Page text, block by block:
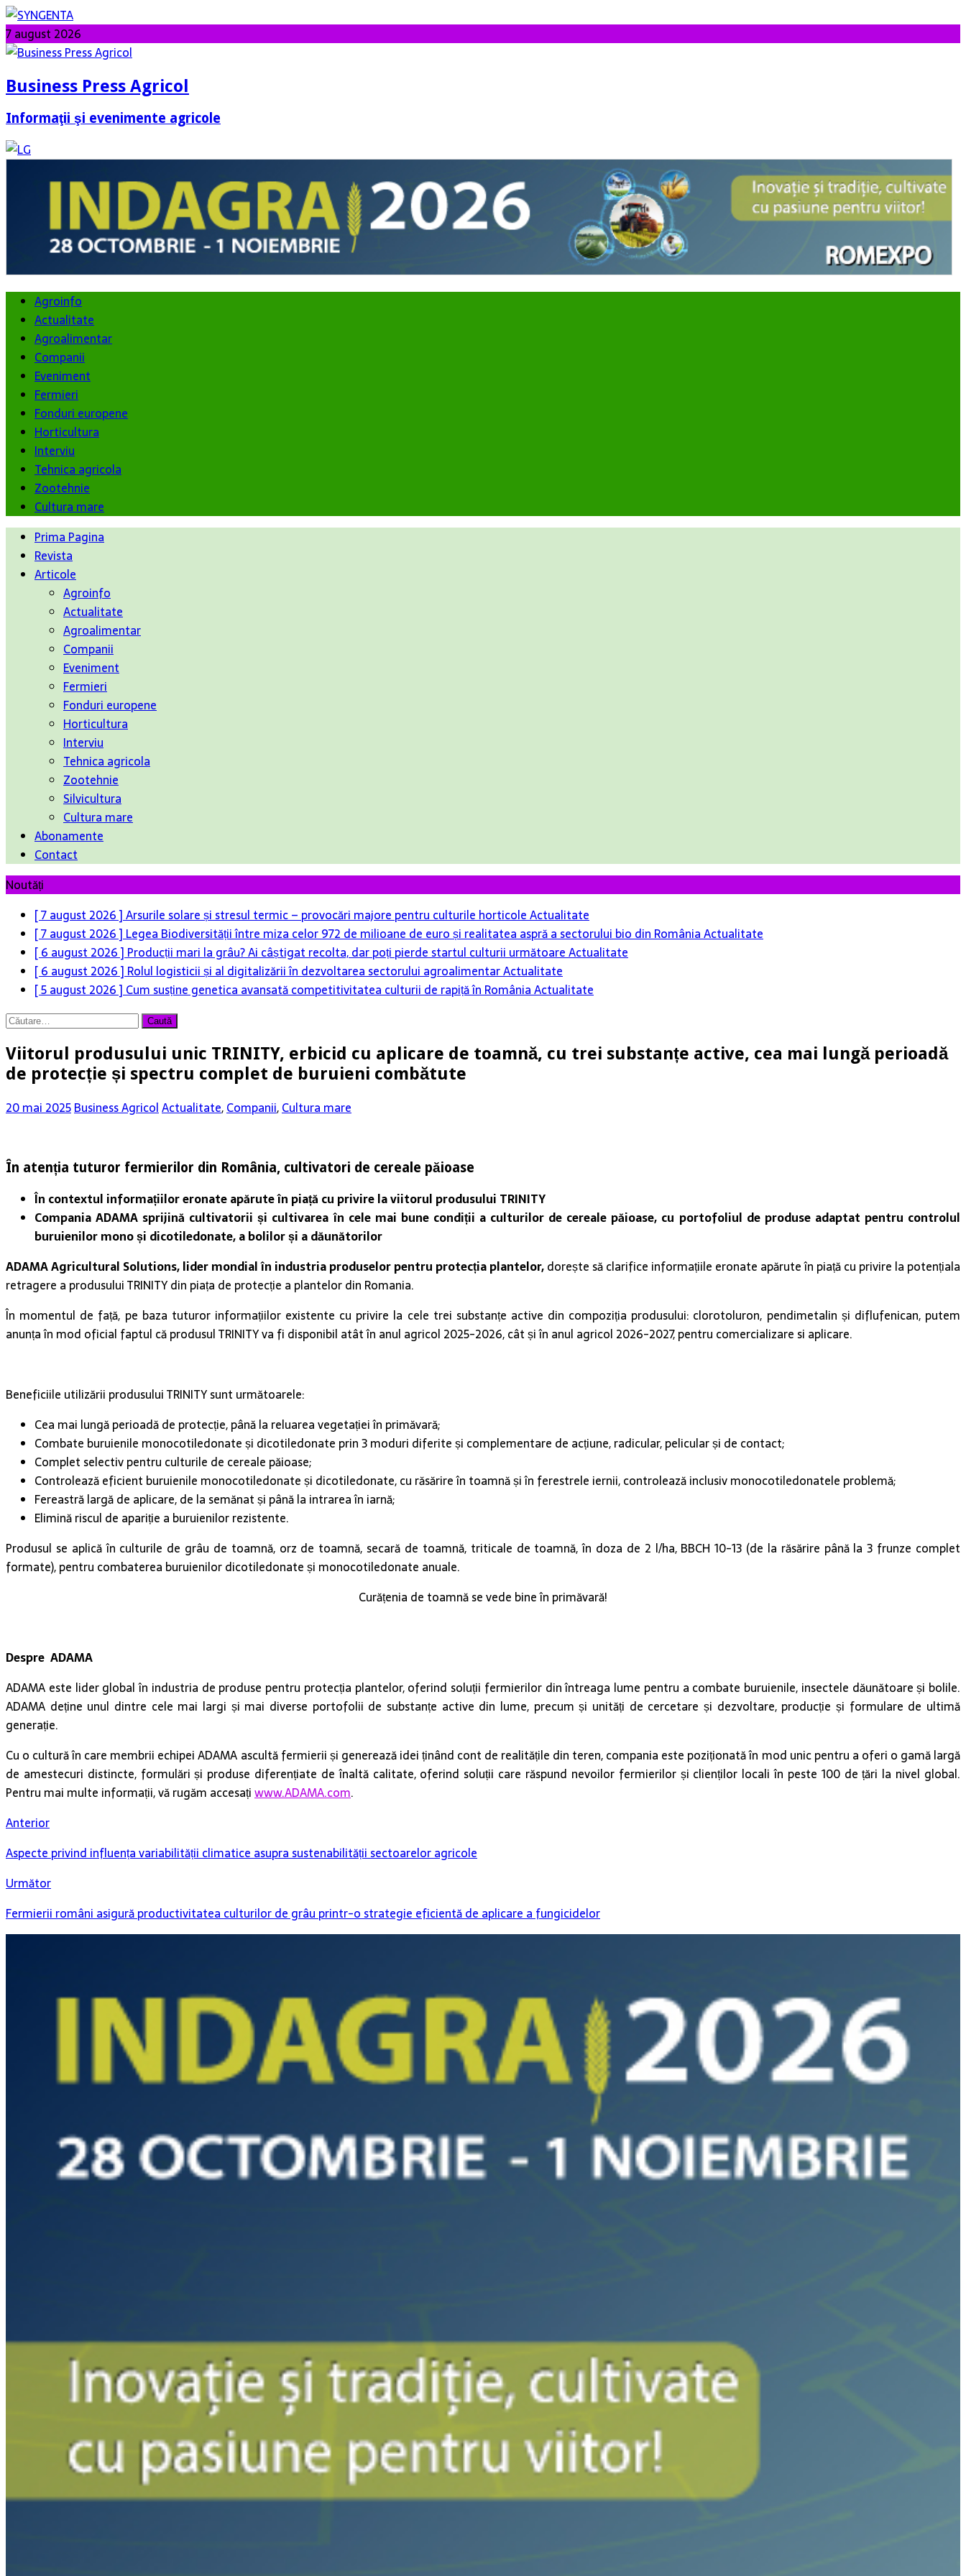
7 august 2026
Business Press Agricol
Informaţii şi evenimente agricole
Agroinfo
Actualitate
Agroalimentar
Companii
Eveniment
Fermieri
Fonduri europene
Horticultura
Interviu
Tehnica agricola
Zootehnie
Cultura mare
Prima Pagina
Revista
Articole
Agroinfo
Actualitate
Agroalimentar
Companii
Eveniment
Fermieri
Fonduri europene
Horticultura
Interviu
Tehnica agricola
Zootehnie
Silvicultura
Cultura mare
Abonamente
Contact
Noutăți
[ 7 august 2026 ]Arsurile solare și stresul termic – provocări majore pentru culturile horticoleActualitate
[ 7 august 2026 ] Legea Biodiversității între miza celor 972 de milioane de euro și realitatea aspră a sectorului bio din RomâniaActualitate
[ 6 august 2026 ] Producții mari la grâu? Ai câștigat recolta, dar poți pierde startul culturii următoareActualitate
[ 6 august 2026 ] Rolul logisticii și al digitalizării în dezvoltarea sectorului agroalimentarActualitate
[ 5 august 2026 ] Cum susține genetica avansată competitivitatea culturii de rapiță în RomâniaActualitate
Caută
Viitorul produsului unic TRINITY, erbicid cu aplicare de toamnă, cu trei substanțe active, cea mai lungă perioadă
de protecție și spectru complet de buruieni combătute
20 mai 2025Business AgricolActualitate,Companii,Cultura mare
În atenția tuturor fermierilor din România, cultivatori de cereale păioase
În contextul informațiilor eronate apărute în piață cu privire la viitorul produsului TRINITY
Compania ADAMA sprijină cultivatorii și cultivarea în cele mai bune condiții a culturilor de cereale păioase, cu portofoliul de produse adaptat pentru controlul
buruienilor mono și dicotiledonate, a bolilor și a dăunătorilor
ADAMA Agricultural Solutions, lider mondial în industria produselor pentru protecția plantelor,dorește să clarifice informațiile eronate apărute în piață cu privire la potențiala
retragere a produsului TRINITY din piața de protecție a plantelor din Romania.
În momentul de față, pe baza tuturor informațiilor existente cu privire la cele trei substanțe active din compoziția produsului: clorotoluron, pendimetalin și diflufenican, putem
anunța în mod oficial faptul că produsul TRINITY va fi disponibil atât în anul agricol 2025-2026, cât și în anul agricol 2026-2027, pentru comercializare si aplicare.
Beneficiile utilizării produsului TRINITY sunt următoarele:
Cea mai lungă perioadă de protecție, până la reluarea vegetației în primăvară;
Combate buruienile monocotiledonate și dicotiledonate prin 3 moduri diferite și complementare de acțiune, radicular, pelicular și de contact;
Complet selectiv pentru culturile de cereale păioase;
Controlează eficient buruienile monocotiledonate și dicotiledonate, cu răsărire în toamnă și în ferestrele iernii, controlează inclusiv monocotiledonatele problemă;
Fereastră largă de aplicare, de la semănat și până la intrarea în iarnă;
Elimină riscul de apariție a buruienilor rezistente.
Produsul se aplică în culturile de grâu de toamnă, orz de toamnă, secară de toamnă, triticale de toamnă, în doza de 2 l/ha, BBCH 10-13 (de la răsărire până la 3 frunze complet
formate), pentru combaterea buruienilor dicotiledonate și monocotiledonate anuale.
Curățenia de toamnă se vede bine în primăvară!
Despre ADAMA
ADAMA este lider global în industria de produse pentru protecția plantelor, oferind soluții fermierilor din întreaga lume pentru a combate buruienile, insectele dăunătoare și bolile.
ADAMA deține unul dintre cele mai largi și mai diverse portofolii de substanțe active din lume, precum și unități de cercetare și dezvoltare, producție și formulare de ultimă
generație.
Cu o cultură în care membrii echipei ADAMA ascultă fermierii și generează idei ținând cont de realitățile din teren, compania este poziționată în mod unic pentru a oferi o gamă largă
de amestecuri distincte, formulări și produse diferențiate de înaltă calitate, oferind soluții care răspund nevoilor fermierilor și clienților locali în peste 100 de țări la nivel global.
Pentru mai multe informații, vă rugăm accesațiwww.ADAMA.com.
Anterior
Aspecte privind influența variabilității climatice asupra sustenabilității sectoarelor agricole
Următor
Fermierii români asigură productivitatea culturilor de grâu printr-o strategie eficientă de aplicare a fungicidelor